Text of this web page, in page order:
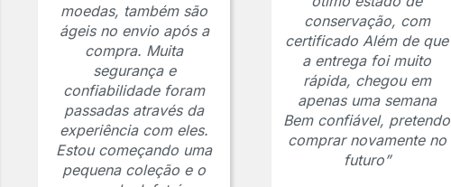
moedas, também são
ágeis no envio após a
compra. Muita
segurança e
confiabilidade foram
passadas através da
experiência com eles.
Estou começando uma
pequena coleção e o
conservação, com
certificado Além de que
a entrega foi muito
rápida, chegou em
apenas uma semana
Bem confiável, pretendo
comprar novamente no
futuro”